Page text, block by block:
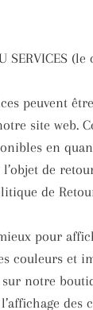
SERVICES
peuvent
site web.
en
de
de
pour
couleurs et
notre
des